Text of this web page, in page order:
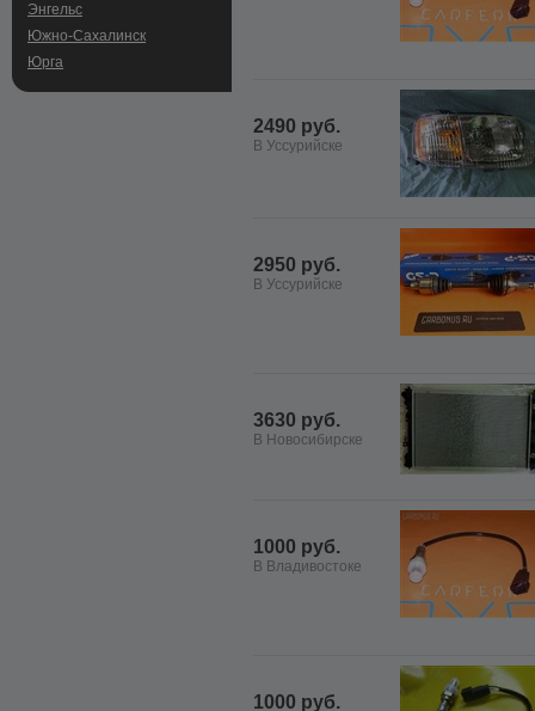
Энгельс
Южно-Сахалинск
Юрга
2490 руб.
В Уссурийске
2950 руб.
В Уссурийске
3630 руб.
В Новосибирске
1000 руб.
В Владивостоке
1000 руб.